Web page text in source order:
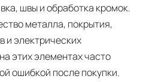
швы и обработка кромок.
металла, покрытия,
и электрических
этих элементах часто
ошибкой после покупки.